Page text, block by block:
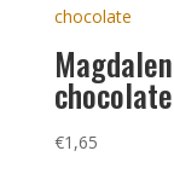
chocolate
€1,65